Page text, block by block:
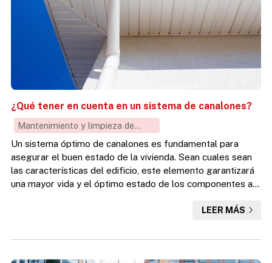
¿Qué tener en cuenta en un sistema de canalones?
Mantenimiento y limpieza de
canalones
Un sistema óptimo de canalones es fundamental para
asegurar el buen estado de la vivienda. Sean cuales sean
las características del edificio, este elemento garantizará
una mayor vida y el óptimo estado de los componentes a
que podrían llegar a presentarse en la infraestructura del
debemos tener en cuenta cuando se trata de buscar la
LEER MÁS